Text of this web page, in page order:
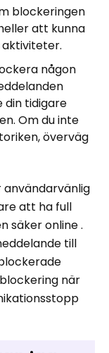
blockeringen
att kunna
någon
din tidigare
Om du inte
överväg
användarvänlig
att ha full
säker online .
till
när